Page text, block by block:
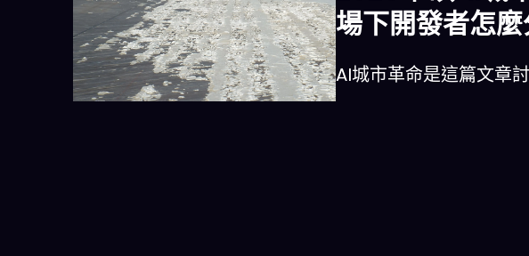
場下開發者怎麼
AI城市革命是這篇文